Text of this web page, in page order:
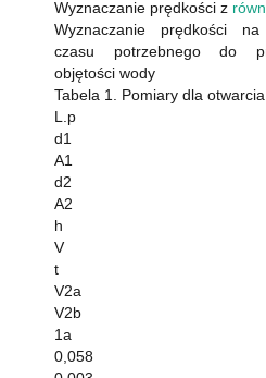
Wyznaczanie prędkości z
Wyznaczanie prędkości
czasu potrzebnego do
objętości wody
Tabela 1. Pomiary dla
L.p
d1
A1
d2
A2
h
V
t
V2a
V2b
1a
0,058